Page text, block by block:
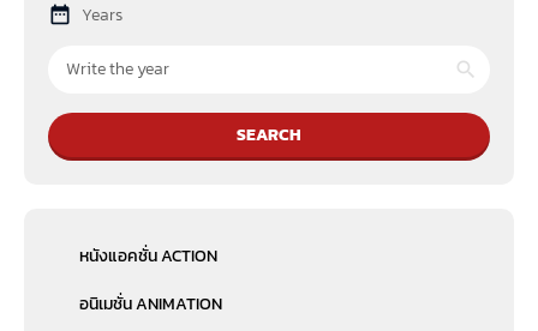
Years
SEARCH
หนังแอคชั่น ACTION
อนิเมชั่น ANIMATION